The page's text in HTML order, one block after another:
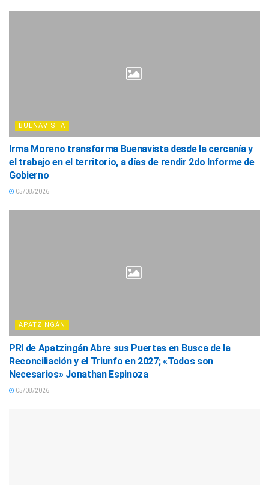
BUENAVISTA
Irma Moreno transforma Buenavista desde la cercanía y
el trabajo en el territorio, a días de rendir 2do Informe de
Gobierno
05/08/2026
APATZINGÁN
PRI de Apatzingán Abre sus Puertas en Busca de la
Reconciliación y el Triunfo en 2027; «Todos son
Necesarios» Jonathan Espinoza
05/08/2026